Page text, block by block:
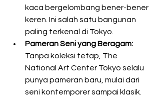
kaca bergelombang bener-bener
keren. Ini salah satu bangunan
paling terkenal di Tokyo.
Pameran Seni yang Beragam:
Tanpa koleksi tetap, The
National Art Center Tokyo selalu
punya pameran baru, mulai dari
seni kontemporer sampai klasik.